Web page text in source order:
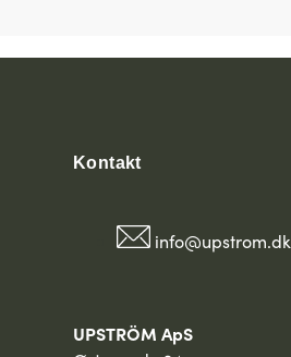
Kontakt
info@upstrom.dk
UPSTRÖM ApS